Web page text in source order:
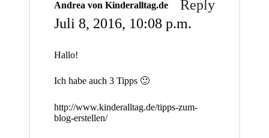
Andrea von Kinderalltag.de
Reply
Juli 8, 2016, 10:08 p.m.
Hallo!
Ich habe auch 3 Tipps 🙂
http://www.kinderalltag.de/tipps-zum-
blog-erstellen/